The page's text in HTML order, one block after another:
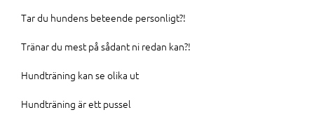
Tar du hundens beteende personligt?!
Tränar du mest på sådant ni redan kan?!
Hundträning kan se olika ut
Hundträning är ett pussel